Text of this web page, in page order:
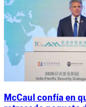
McCaul confía en